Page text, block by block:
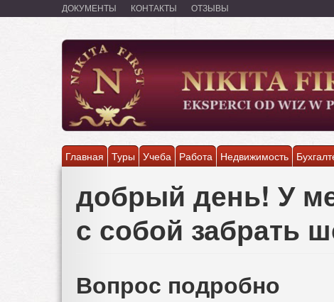
к
ДОКУМЕНТЫ КОНТАКТЫ ОТЗЫВЫ
Главная Туры Учеба Работа Недвижимость
добрый день! У
с собой забрать
Вопрос подробно